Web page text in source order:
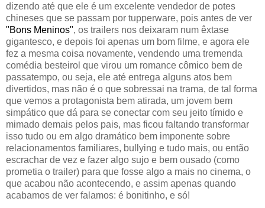
dizendo até que ele é um excelente vendedor de potes
chineses que se passam por tupperware, pois antes de ver
"Bons Meninos", os trailers nos deixaram num êxtase
gigantesco, e depois foi apenas um bom filme, e agora ele
fez a mesma coisa novamente, vendendo uma tremenda
comédia besteirol que virou um romance cômico bem de
passatempo, ou seja, ele até entrega alguns atos bem
divertidos, mas não é o que sobressai na trama, de tal forma
que vemos a protagonista bem atirada, um jovem bem
simpático que dá para se conectar com seu jeito tímido e
mimado demais pelos pais, mas ficou faltando transformar
isso tudo ou em algo dramático bem imponente sobre
relacionamentos familiares, bullying e tudo mais, ou então
escrachar de vez e fazer algo sujo e bem ousado (como
prometia o trailer) para que fosse algo a mais no cinema, o
que acabou não acontecendo, e assim apenas quando
acabamos de ver falamos: é bonitinho, e só!